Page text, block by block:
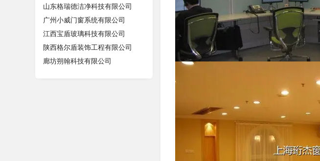
山东格瑞德洁净科技有限公司
广州小威门窗系统有限公司
江西宝盾玻璃科技有限公司
陕西格尔盾装饰工程有限公司
廊坊朔翰科技有限公司